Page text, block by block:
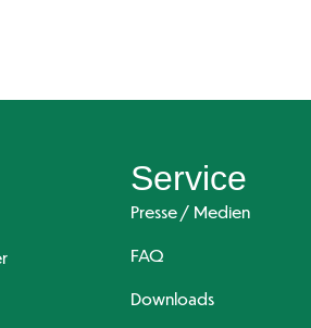
Service
Presse / Medien
FAQ
Downloads